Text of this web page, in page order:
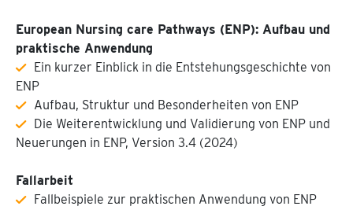
European Nursing care Pathways (ENP): Aufbau und
praktische Anwendung
Ein kurzer Einblick in die Entstehungsgeschichte von
ENP
Aufbau, Struktur und Besonderheiten von ENP
Die Weiterentwicklung und Validierung von ENP und
Neuerungen in ENP, Version 3.4 (2024)
Fallarbeit
Fallbeispiele zur praktischen Anwendung von ENP